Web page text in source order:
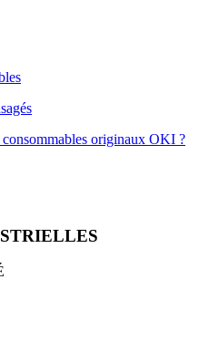
originaux OKI ?